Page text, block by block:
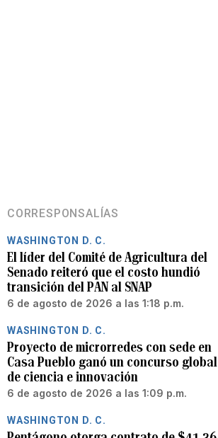
CORRESPONSALÍAS
WASHINGTON D. C.
El líder del Comité de Agricultura del
Senado reiteró que el costo hundió
transición del PAN al SNAP
6 de agosto de 2026 a las 1:18 p.m.
WASHINGTON D. C.
Proyecto de microrredes con sede en
Casa Pueblo ganó un concurso global
de ciencia e innovación
6 de agosto de 2026 a las 1:09 p.m.
WASHINGTON D. C.